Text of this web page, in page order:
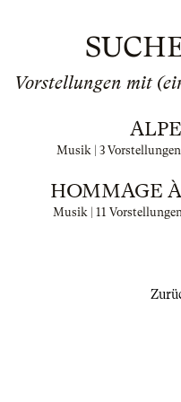
Vorstellungen mit
Musik | 3 Vorstellungen
HOMMAGE À
Musik | 11